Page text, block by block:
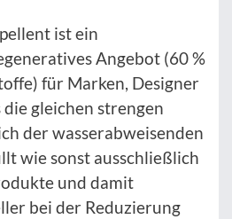
ist ein
Angebot (60 %
für Marken, Designer
gleichen strengen
der wasserabweisenden
wie sonst ausschließlich
und damit
bei der Reduzierung